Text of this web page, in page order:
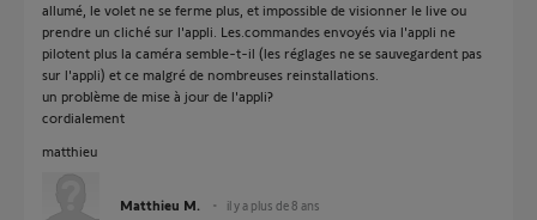
allumé, le volet ne se ferme plus, et impossible de visionner le live ou
prendre un cliché sur l'appli. Les.commandes envoyés via l'appli ne
pilotent plus la caméra semble-t-il (les réglages ne se sauvegardent pas
sur l'appli) et ce malgré de nombreuses reinstallations.
un problème de mise à jour de l'appli?
cordialement
matthieu
Matthieu M. il y a plus de 8 ans